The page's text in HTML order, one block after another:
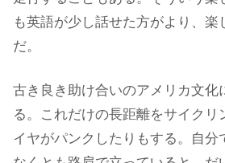
も英語が少し話せた方がより、楽
だ。
古き良き助け合いのアメリカ文化
る。これだけの長距離をサイクリ
イヤがパンクしたりもする。自分